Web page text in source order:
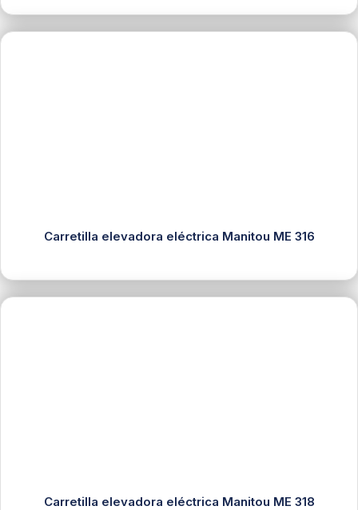
Carretilla elevadora eléctrica Manitou ME 316
Carretilla elevadora eléctrica Manitou ME 318